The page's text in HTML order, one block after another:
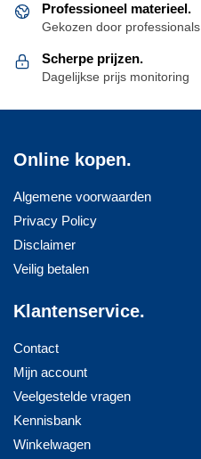
Professioneel materieel.
Gekozen door professionals
Scherpe prijzen.
Dagelijkse prijs monitoring
Online kopen.
Algemene voorwaarden
Privacy Policy
Disclaimer
Veilig betalen
Klantenservice.
Contact
Mijn account
Veelgestelde vragen
Kennisbank
Winkelwagen